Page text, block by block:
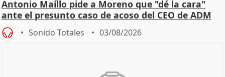
Antonio Maíllo pide a Moreno que "dé la cara"
ante el presunto caso de acoso del CEO de ADM
Sonido Totales 03/08/2026